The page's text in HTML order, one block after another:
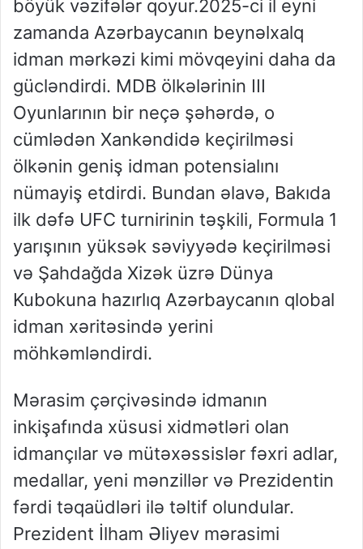
böyük vəzifələr qoyur.2025-ci il eyni
zamanda Azərbaycanın beynəlxalq
idman mərkəzi kimi mövqeyini daha da
gücləndirdi. MDB ölkələrinin III
Oyunlarının bir neçə şəhərdə, o
cümlədən Xankəndidə keçirilməsi
ölkənin geniş idman potensialını
nümayiş etdirdi. Bundan əlavə, Bakıda
ilk dəfə UFC turnirinin təşkili, Formula 1
yarışının yüksək səviyyədə keçirilməsi
və Şahdağda Xizək üzrə Dünya
Kubokuna hazırlıq Azərbaycanın qlobal
idman xəritəsində yerini
möhkəmləndirdi.
Mərasim çərçivəsində idmanın
inkişafında xüsusi xidmətləri olan
idmançılar və mütəxəssislər fəxri adlar,
medallar, yeni mənzillər və Prezidentin
fərdi təqaüdləri ilə təltif olundular.
Prezident İlham Əliyev mərasimi